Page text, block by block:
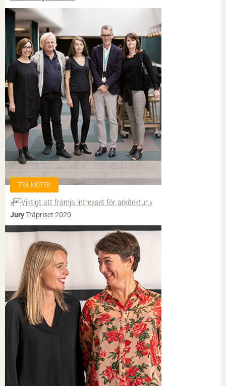
TRÄ MÖTER
»Viktigt att främja intresset för arkitektur.«
JuryTräpriset 2020